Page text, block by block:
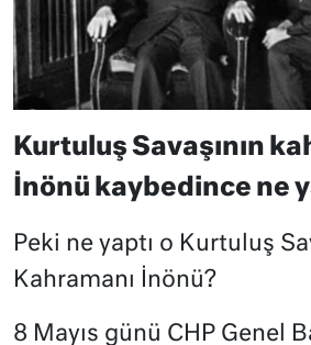
Kurtuluş Savaşının
İnönü kaybedince ne
Peki ne yaptı o Kurtuluş
Kahramanı İnönü?
8 Mayıs günü CHP Genel